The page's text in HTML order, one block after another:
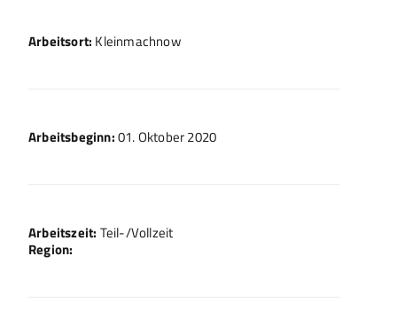
Arbeitsort: Kleinmachnow
Arbeitsbeginn:01. Oktober 2020
Arbeitszeit: Teil-/Vollzeit
Region: